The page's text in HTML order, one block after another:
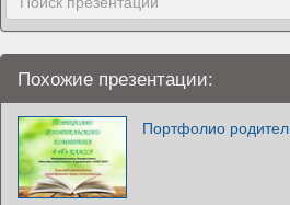
Похожие презентации:
Портфолио